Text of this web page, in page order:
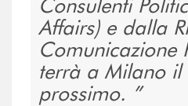
Consulenti
Affairs) e dalla
Comunicazione
terrà a Milano il
prossimo.